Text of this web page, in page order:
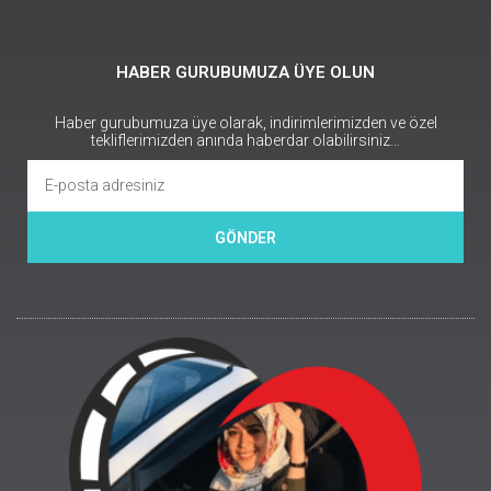
HABER GURUBUMUZA ÜYE OLUN
Haber gurubumuza üye olarak, indirimlerimizden ve özel
tekliflerimizden anında haberdar olabilirsiniz…
GÖNDER